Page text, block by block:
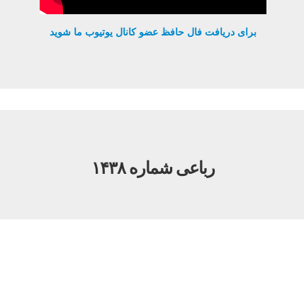
برای دریافت فال حافظ عضو کانال یوتیوب ما شوید
رباعی شماره ۱۴۳۸